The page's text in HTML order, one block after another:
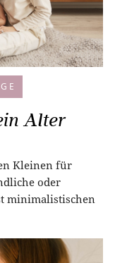
Alter
Kleinen für
oder
minimalistischen